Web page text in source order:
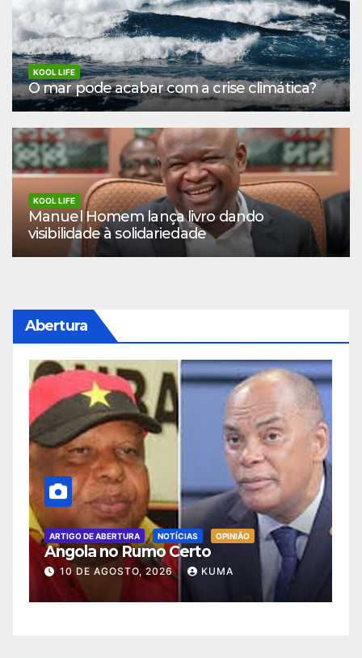
KOOL LIFE
O mar pode acabar com a crise climática?
KOOL LIFE
Manuel Homem lança livro dando
visibilidade à solidariedade
Abertura
ARTIGO DE ABERTURA NOTÍCIAS OPINIÃO
A Batalha pelo Futuro do MPLA e da
Governação
8 DE AGOSTO, 2026 KUMA